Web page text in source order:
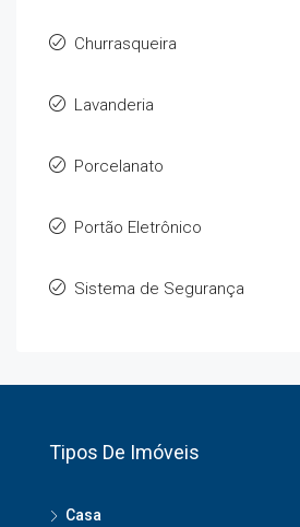
Churrasqueira
Lavanderia
Porcelanato
Portão Eletrônico
Sistema de Segurança
Tipos De Imóveis
Casa